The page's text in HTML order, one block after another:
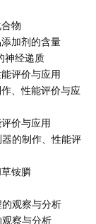
物
加剂的含量
神经递质
评价与应用
、性能评价与应
价与应用
的制作、性能评
铵膦
观察与分析
察与分析